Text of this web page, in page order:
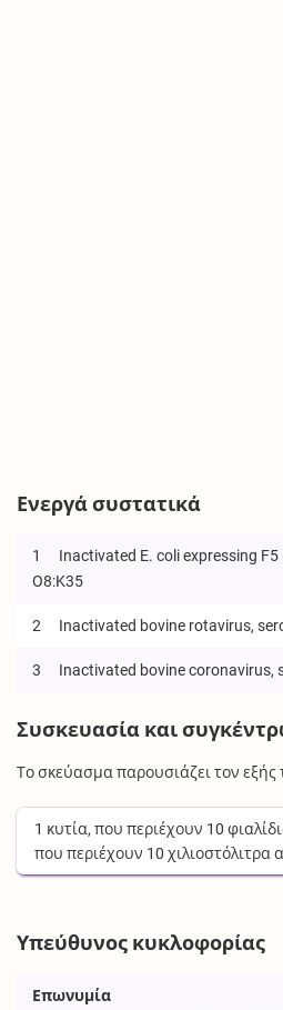
Ενεργά συστατικά
1
Inactivated E. coli expressing
O8:K35
2 Inactivated bovine rotavirus,
3 Inactivated bovine coronavirus,
Συσκευασία και
Το σκεύασμα παρουσιάζει τον
1 κυτία, που περιέχουν 10
που περιέχουν 10 χιλιοστόλιτρα
Υπεύθυνος κυκλοφορίας
Επωνυμία